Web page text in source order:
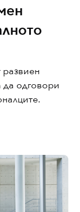
развиен
да одговори